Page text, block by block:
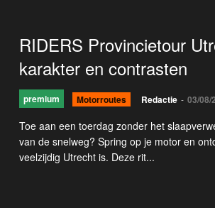
RIDERS Provincietour
karakter en contrasten
premium Motorroutes Redactie - 03/08/
Toe aan een toerdag zonder het
van de snelweg? Spring op je motor en
veelzijdig Utrecht is. Deze rit...